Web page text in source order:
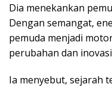
Dia menekankan
Dengan semangat,
pemuda menjadi
perubahan dan
Ia menyebut, sejarah